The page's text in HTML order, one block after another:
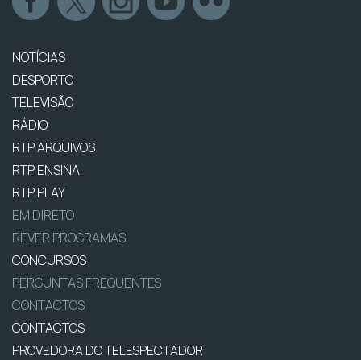
NOTÍCIAS
DESPORTO
TELEVISÃO
RÁDIO
RTP ARQUIVOS
RTP ENSINA
RTP PLAY
EM DIRETO
REVER PROGRAMAS
CONCURSOS
PERGUNTAS FREQUENTES
CONTACTOS
CONTACTOS
PROVEDORA DO TELESPECTADOR